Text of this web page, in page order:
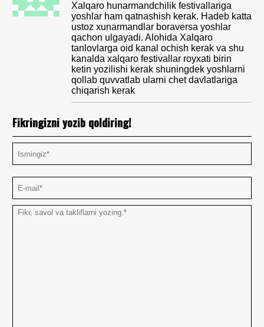
Xalqaro hunarmandchilik festivallariga
yoshlar ham qatnashish kerak. Hadeb katta
ustoz xunarmandlar boraversa yoshlar
qachon ulgayadi. Alohida Xalqaro
tanlovlarga oid kanal ochish kerak va shu
kanalda xalqaro festivallar royxati birin
ketin yozilishi kerak shuningdek yoshlarni
qollab quvvatlab ularni chet davlatlariga
chiqarish kerak
Fikringizni yozib qoldiring!